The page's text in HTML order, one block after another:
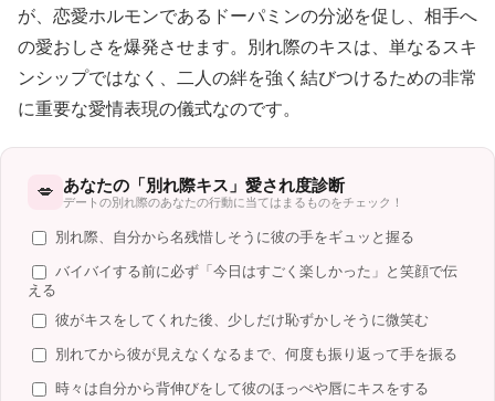
が、恋愛ホルモンであるドーパミンの分泌を促し、相手へ
の愛おしさを爆発させます。別れ際のキスは、単なるスキ
ンシップではなく、二人の絆を強く結びつけるための非常
に重要な愛情表現の儀式なのです。
💋 あなたの「別れ際キス」愛され度診断
デートの別れ際のあなたの行動に当てはまるものをチェック！
別れ際、自分から名残惜しそうに彼の手をギュッと握る
バイバイする前に必ず「今日はすごく楽しかった」と笑顔で伝
える
彼がキスをしてくれた後、少しだけ恥ずかしそうに微笑む
別れてから彼が見えなくなるまで、何度も振り返って手を振る
時々は自分から背伸びをして彼のほっぺや唇にキスをする